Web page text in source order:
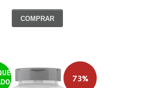
COMPRAR
73%